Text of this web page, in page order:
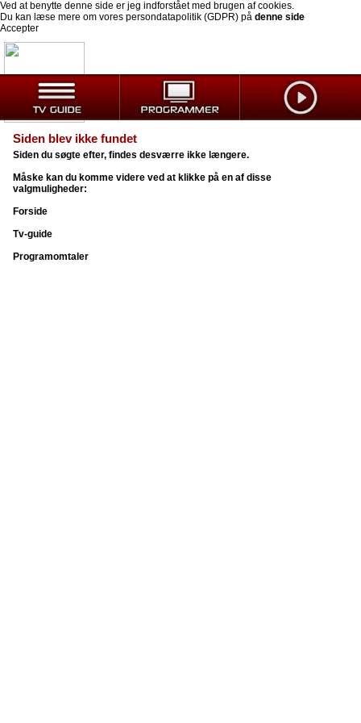
Ved at benytte denne side er jeg indforstået med brugen af cookies.
Du kan læse mere om vores persondatapolitik (GDPR) på denne side
Accepter
Siden blev ikke fundet
Siden du søgte efter, findes desværre ikke længere.
Måske kan du komme videre ved at klikke på en af disse
valgmuligheder:
Forside
Tv-guide
Programomtaler